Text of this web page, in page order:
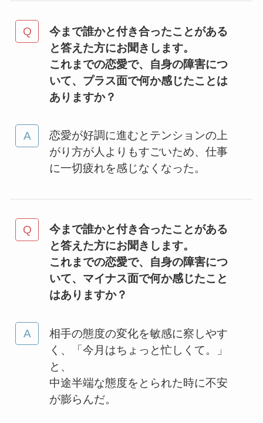
今まで誰かと付き合ったことがある
と答えた方にお聞きします。
これまでの恋愛で、自身の障害につ
いて、プラス面で何か感じたことは
ありますか？
恋愛が好調に進むとテンションの上
がり方が人よりもすごいため、仕事
に一切疲れを感じなくなった。
今まで誰かと付き合ったことがある
と答えた方にお聞きします。
これまでの恋愛で、自身の障害につ
いて、マイナス面で何か感じたこと
はありますか？
相手の態度の変化を敏感に察しやす
く、「今月はちょっと忙しくて。」
と、
中途半端な態度をとられた時に不安
が膨らんだ。